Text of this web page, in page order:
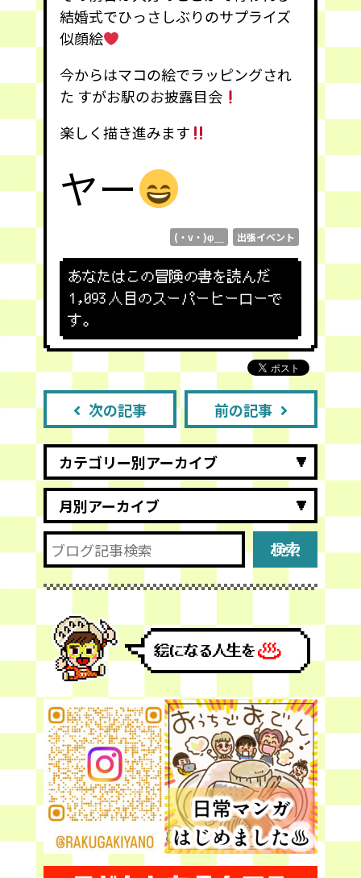
結婚式でひっさしぶりのサプライズ
似顔絵
今からはマコの絵でラッピングされ
た すがお駅のお披露目会
楽しく描き進みます
ヤー
(・v・)φ＿ 出張イベント
あなたはこの冒険の書を読んだ
1,093 人目のスーパーヒーローで
す。
次の記事 前の記事